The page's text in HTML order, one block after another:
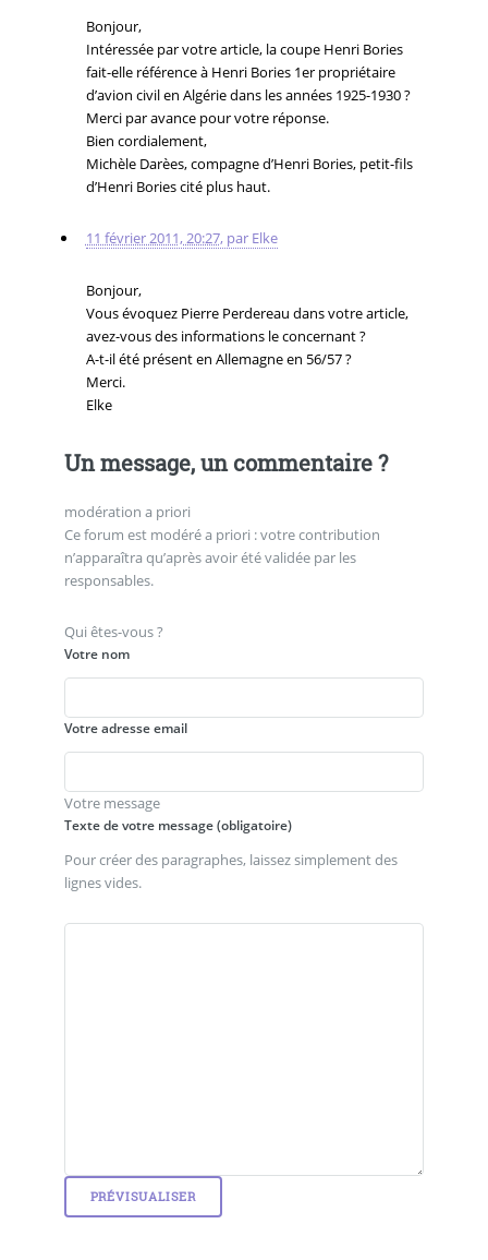
Bonjour,
Intéressée par votre article, la coupe Henri Bories
fait-elle référence à Henri Bories 1er propriétaire
d’avion civil en Algérie dans les années 1925-1930 ?
Merci par avance pour votre réponse.
Bien cordialement,
Michèle Darèes, compagne d’Henri Bories, petit-fils
d’Henri Bories cité plus haut.
11 février 2011, 20:27, par Elke
Bonjour,
Vous évoquez Pierre Perdereau dans votre article,
avez-vous des informations le concernant ?
A-t-il été présent en Allemagne en 56/57 ?
Merci.
Elke
Un message, un commentaire ?
modération a priori
Ce forum est modéré a priori : votre contribution
n’apparaîtra qu’après avoir été validée par les
responsables.
Qui êtes-vous ?
Votre nom
Votre adresse email
Votre message
Texte de votre message (obligatoire)
Pour créer des paragraphes, laissez simplement des
lignes vides.